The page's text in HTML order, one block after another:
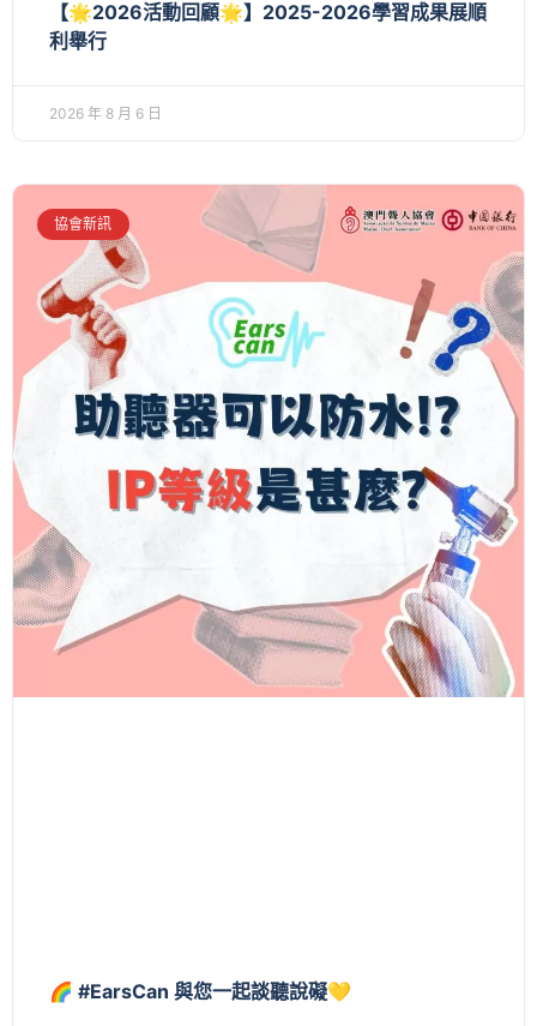
【🌟2026活動回顧🌟】2025-2026學習成果展順
利舉行
2026 年 8 月 6 日
協會新訊
🌈 #EarsCan 與您一起談聽說礙💛